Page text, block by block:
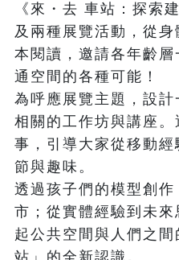
《來・去 車站：探索
及兩種展覽活動，從
本閱讀，邀請各年齡
通空間的各種可能！
為呼應展覽主題，設計
相關的工作坊與講座
事，引導大家從移動
節與趣味。
透過孩子們的模型創
市；從實體經驗到未
起公共空間與人們之